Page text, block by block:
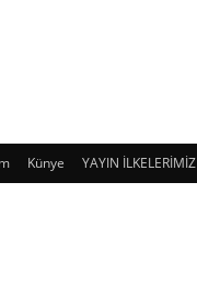
Künye YAYIN İLKELERİMİZ